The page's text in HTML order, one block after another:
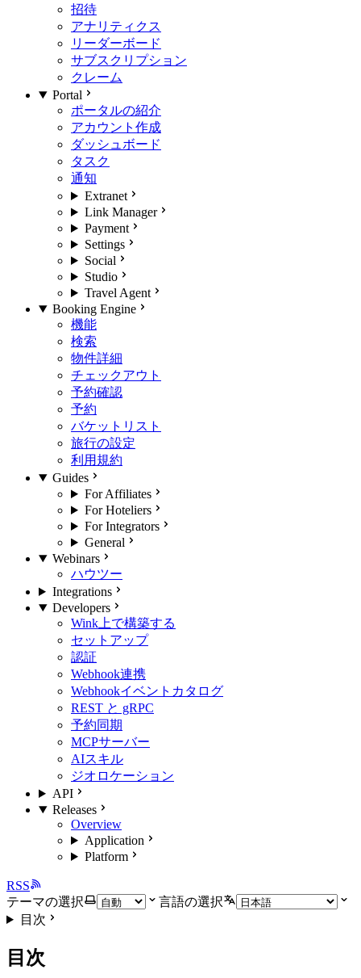
招待
アナリティクス
リーダーボード
サブスクリプション
クレーム
Portal
ポータルの紹介
アカウント作成
ダッシュボード
タスク
通知
Extranet
Link Manager
Payment
Settings
Social
Studio
Travel Agent
Booking Engine
機能
検索
物件詳細
チェックアウト
予約確認
予約
バケットリスト
旅行の設定
利用規約
Guides
For Affiliates
For Hoteliers
For Integrators
General
Webinars
ハウツー
Integrations
Developers
Wink上で構築する
セットアップ
認証
Webhook連携
Webhookイベントカタログ
REST と gRPC
予約同期
MCPサーバー
AIスキル
ジオロケーション
API
Releases
Overview
Application
Platform
RSS
テーマの選択
言語の選択
目次
目次